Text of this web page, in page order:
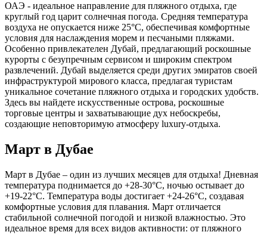
ОАЭ - идеальное направление для пляжного отдыха, где
круглый год царит солнечная погода. Средняя температура
воздуха не опускается ниже 25°C, обеспечивая комфортные
условия для наслаждения морем и песчаными пляжами.
Особенно привлекателен Дубай, предлагающий роскошные
курорты с безупречным сервисом и широким спектром
развлечений. Дубай выделяется среди других эмиратов своей
инфраструктурой мирового класса, предлагая туристам
уникальное сочетание пляжного отдыха и городских удобств.
Здесь вы найдете искусственные острова, роскошные
торговые центры и захватывающие дух небоскребы,
создающие неповторимую атмосферу luxury-отдыха.
Март в Дубае
Март в Дубае – один из лучших месяцев для отдыха! Дневная
температура поднимается до +28-30°C, ночью остывает до
+19-22°C. Температура воды достигает +24-26°C, создавая
комфортные условия для плавания. Март отличается
стабильной солнечной погодой и низкой влажностью. Это
идеальное время для всех видов активности: от пляжного